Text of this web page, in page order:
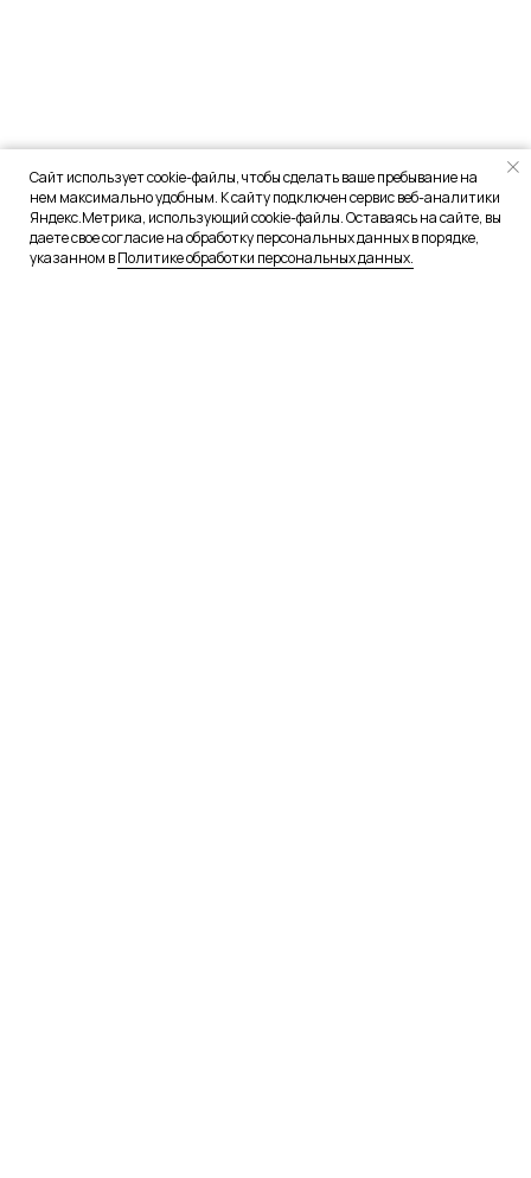
Сайт использует cookie-файлы, чтобы сделать ваше пребывание на
нем максимально удобным. К сайту подключен сервис веб-аналитики
Яндекс.Метрика, использующий cookie-файлы. Оставаясь на сайте, вы
даете свое согласие на обработку персональных данных в порядке,
указанном вПолитике обработки персональных данных.